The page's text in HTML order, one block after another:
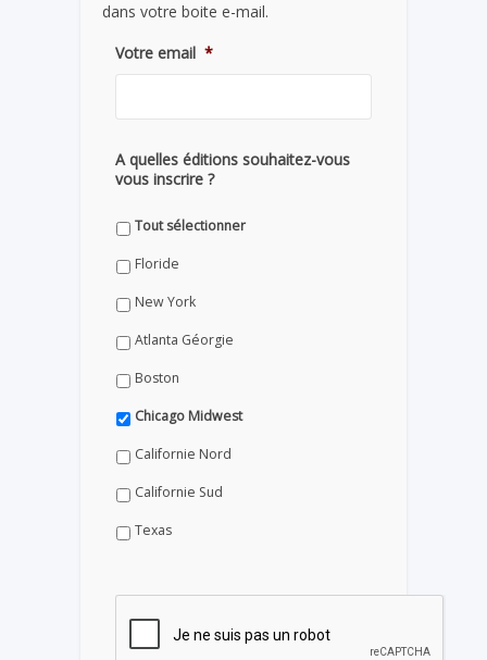
dans votre boite e-mail.
Votre email *
A quelles éditions souhaitez-vous
vous inscrire ?
Tout sélectionner
Floride
New York
Atlanta Géorgie
Boston
Chicago Midwest
Californie Nord
Californie Sud
Texas